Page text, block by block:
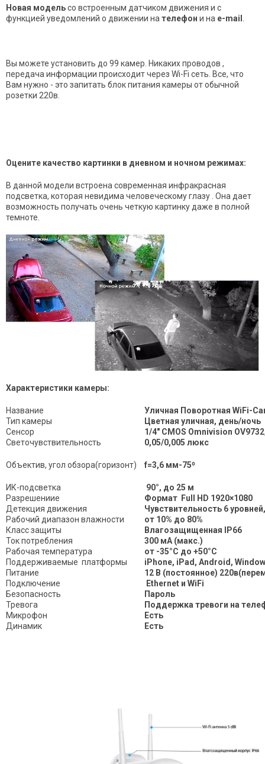
Новая модельсо встроенным датчиком движения и с
функцией уведомлений о движении на телефон и на e-mail
Вы можете установить до 99 камер. Никаких проводов ,
передача информации происходитчерез Wi-Fi сеть. Все, что
Вам нужно - это запитать блок питания камеры от обычной
розетки 220в.
Оцените качество картинки в дневном и ночном режимах:
В данной модели встроена современная инфракрасная
подсветка, которая невидима человеческому глазу . Она дает
возможность получать очень четкую картинку даже в полной
темноте.
Характеристики камеры:
Название
Уличная Поворотная WiFi-
Тип камеры
Цветная уличная, день/ночь
Сенсор
1/4" CMOS Omnivision
Светочувствительность
0,05/0,005 люкс
Объектив, угол обзора(горизонт) f=3,6 мм-75⁰
ИК-подсветка
90°, до 25 м
Разрешениие
Формат Full HD 1920×1080
Детекция движения
Чувствительность 6
Рабочий диапазон влажности
от 10% до 80%
Класс защиты
Влагозащищенная IP66
Ток потребления
300 мA (макс.)
Рабочая температура
от -35°С до +50°С
Поддерживаемые платформы
iPhone, iPad, Android,
Питание
12 В (постоянное)
Подключение
Ethernet и WiFi
Безопасность
Пароль
Тревога
Поддержка тревоги на
Микрофон
Есть
Динамик
Есть